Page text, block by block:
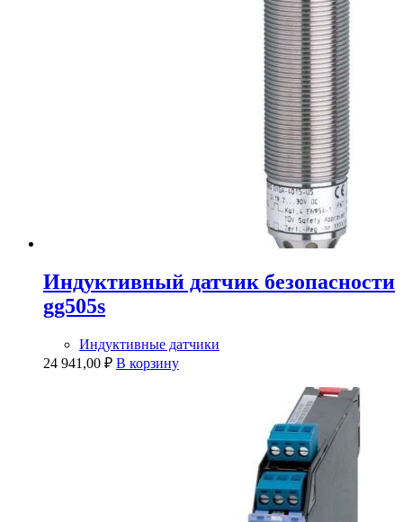
Индуктивный датчик безопасности
gg505s
Индуктивные датчики
24 941,00 ₽ В корзину